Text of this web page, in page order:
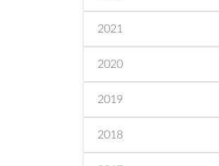
2021
2020
2019
2018